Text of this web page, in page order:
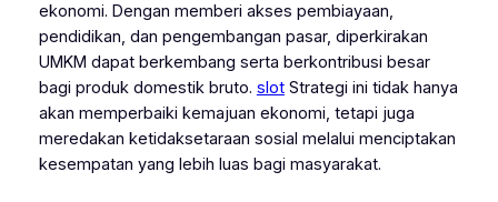
ekonomi. Dengan memberi akses pembiayaan,
pendidikan, dan pengembangan pasar, diperkirakan
UMKM dapat berkembang serta berkontribusi besar
bagi produk domestik bruto. slotStrategi ini tidak hanya
akan memperbaiki kemajuan ekonomi, tetapi juga
meredakan ketidaksetaraan sosial melalui menciptakan
kesempatan yang lebih luas bagi masyarakat.